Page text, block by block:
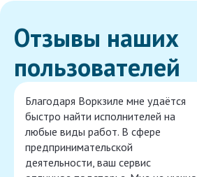
Отзывы наших
пользователей
Благодаря Воркзиле мне удаётся
быстро найти исполнителей на
любые виды работ. В сфере
предпринимательской
деятельности, ваш сервис